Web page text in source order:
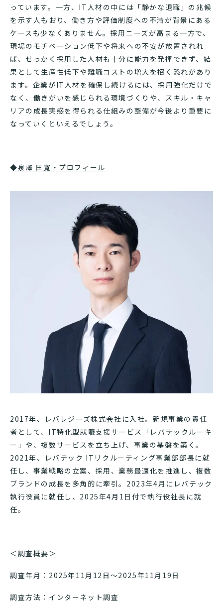
っています。一方、IT人材の中には「静かな退職」の兆候
を示す人もおり、働き方や評価制度への不満が背景にある
ケースも少なくありません。採用ニーズが高まる一方で、
現場のモチベーション低下や将来への不安が放置されれ
ば、せっかく採用した人材も十分に能力を発揮できず、結
果として生産性低下や離職コストの増大を招く恐れがあり
ます。企業がIT人材を確保し続けるには、採用強化だけで
なく、働きがいを感じられる環境づくりや、スキル・キャ
リアの成長実感を得られる仕組みの整備が今後より重要に
なっていくといえるでしょう。
◆泉澤 匡寛・プロフィール
2017年、レバレジーズ株式会社に入社。新規事業の責任
者として、IT特化型就職支援サービス「レバテックルーキ
ー」や、複数サービスを立ち上げ、事業の基盤を築く。
2021年、レバテック ITリクルーティング事業部部長に就
任し、事業戦略の立案、採用、業務最適化を推進し、複数
ブランドの成長を多角的に牽引。2023年4月にレバテック
執行役員に就任し、2025年4月1日付で執行役社長に就
任。
＜調査概要＞
調査年月：2025年11月12日～2025年11月19日
調査方法：インターネット調査